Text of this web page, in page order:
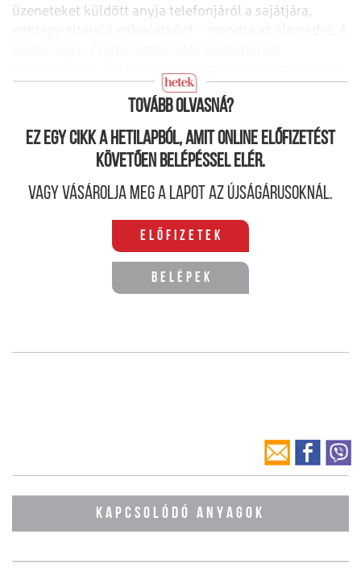
üzeneteket küldött anyja telefonjáról a sajátjára,
az ügyben.
Tovább olvasná?
Ez egy cikk a hetilapból, amit online előfizetést
követően belépéssel elér.
Vagy vásárolja meg a lapot az újságárusoknál.
Előfizetek
Belépek
KAPCSOLÓDÓ ANYAGOK